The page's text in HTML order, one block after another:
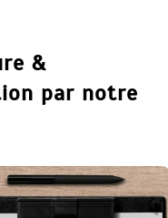
&
par notre